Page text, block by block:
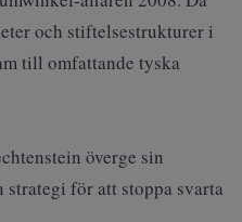
och stiftelsestrukturer i
till omfattande tyska
överge sin
för att stoppa svarta